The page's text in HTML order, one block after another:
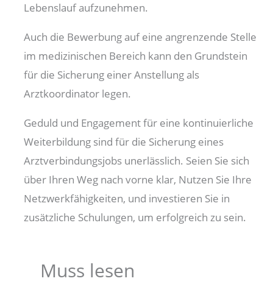
Lebenslauf aufzunehmen.
Auch die Bewerbung auf eine angrenzende Stelle
im medizinischen Bereich kann den Grundstein
für die Sicherung einer Anstellung als
Arztkoordinator legen.
Geduld und Engagement für eine kontinuierliche
Weiterbildung sind für die Sicherung eines
Arztverbindungsjobs unerlässlich. Seien Sie sich
über Ihren Weg nach vorne klar, Nutzen Sie Ihre
Netzwerkfähigkeiten, und investieren Sie in
zusätzliche Schulungen, um erfolgreich zu sein.
Muss lesen